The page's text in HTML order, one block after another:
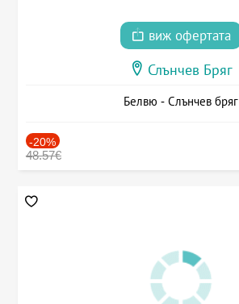
виж офертата
Слънчев Бряг
Белвю - Слънчев бряг
-20%
48.57€